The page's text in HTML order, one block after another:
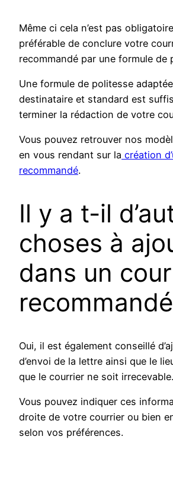
Même ci cela n’est pas
préférable de conclure votre
recommandé par une formule de
Une formule de politesse
destinataire et standard est
terminer la rédaction de votre
Vous pouvez retrouver nos
en vous rendant sur la création
recommandé.
Il y a t-il
choses à
dans un
Oui, il est également conseillé
d’envoi de la lettre ainsi que le
que le courrier ne soit irrecevable.
Vous pouvez indiquer ces
droite de votre courrier ou bien
selon vos préférences.